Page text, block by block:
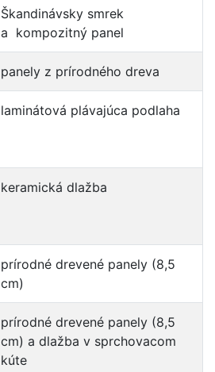
Škandinávsky smrek
a kompozitný panel
panely z prírodného dreva
laminátová plávajúca podlaha
keramická dlažba
prírodné drevené panely (8,5
cm)
prírodné drevené panely (8,5
cm) a dlažba v sprchovacom
kúte